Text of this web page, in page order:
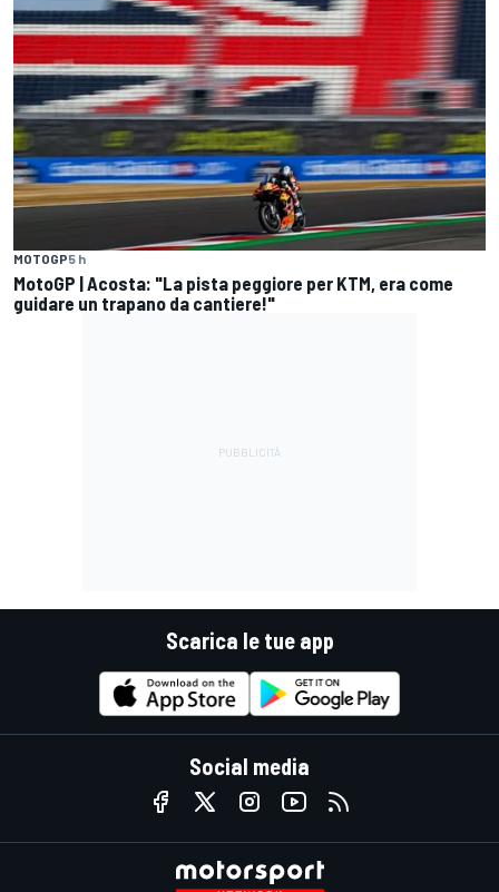
MOTOGP5 h
MotoGP | Acosta: "La pista peggiore per KTM, era come
guidare un trapano da cantiere!"
Scarica le tue app
Social media